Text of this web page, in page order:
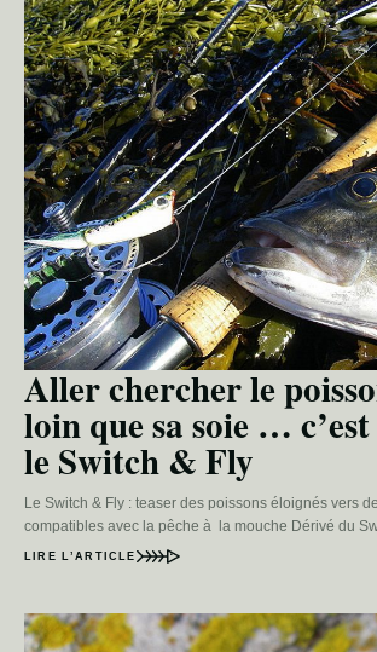
Aller chercher le
loin que sa soie …
le Switch & Fly
Le Switch & Fly : teaser des poissons éloignés vers
compatibles avec la pêche à la mouche Dérivé du
LIRE L’ARTICLE